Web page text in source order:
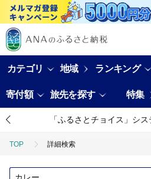
カテゴリ 地域 ランキング
寄付額 旅先を探す 特集
「ふるさとチョイス」シ
TOP 詳細検索